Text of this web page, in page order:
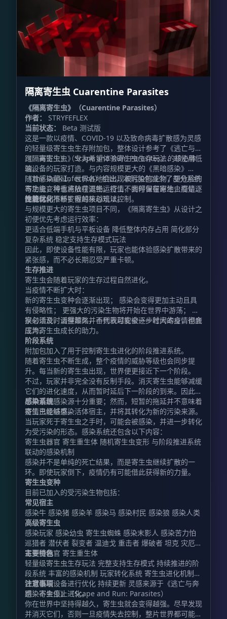
隔离寄生虫 Cuarentine Parasites
《隔离寄生虫》（Cuarentine Parasites）
作者：
STRYFEFLEX
当前状态：
Beta 测试版
这是一款以疫情、COVID-19 以及致命病毒扩散感为灵感
的轻量级寄生虫生存附加包，整体设计参考了《逃亡与奔
跑：寄生虫》（Scape and Run: Parasites）的核心体
验。
《隔离寄生虫》专为希望体验寄生虫生存玩法、却使用低
端设备的玩家打造。与内容规模更大的《黑暗感染》
（The Dark Infection）相比，本附加包减少了部分系统
与功能，将重点放在流畅运行上，同时保留寄生虫疫情逐
步进化、不断扩散的核心玩法。
随着感染蔓延，世界各地会出现被污染的生物，更危险的
寄生虫变种也将陆续诞生。疫情不会停留在原地，而是会
随着时间推移变得越来越难以控制。
性能优化
与规模更大的寄生虫项目不同，《隔离寄生虫》从设计之
初便优先考虑运行效率：
更适合低端手机与平板设备 降低整体内存占用 简化部分
复杂系统 稳定支持生存模式玩法
因此，即使设备性能有限，玩家也能体验感染扩散带来的
紧张感，而不必长期忍受严重卡顿。
生存推进
寄生虫会随着玩家的生存过程自然进化。
当疫情不断扩大时：
新的寄生虫变种会逐渐出现； 感染会变得更加主动且具
有侵略性； 更强大的污染生物将开始在世界中游荡； 玩
家必须及时调整策略，否则就可能被逐步壮大的疫情彻底
压垮。
换句话说，活得越久并不代表越安全——时间本身，也会
成为寄生虫成长的助力。
阶段系统
附加包加入了用于控制寄生虫进化的阶段推进系统。
随着寄生虫不断生成，整个疫情的威胁等级也会同步提
升。每当新的寄生虫出现，世界便更接近下一个阶段。
不过，玩家并非完全没有反制手段。消灭寄生虫能够减缓
它们的进化速度，从而暂时延后下一阶段的到来。因此，
尽早清理感染源十分重要；然而，短暂的拖延并不意味着
疫情已经结束。
感染系统
寄生虫能够感染活体宿主，并将其转化为新的污染来源。
当玩家死于寄生虫之手时，可能会被感染，并进一步转化
为受污染的形态。感染系统还包含以下内容：
寄生虫器官 寄生重生体 随机寄生虫变形 与阶段推进系统
联动的感染机制
感染并不是单纯的死亡结果，而是寄生虫继续扩散的一
环。即使玩家倒下，疫情仍有可能借此获得新的力量。
寄生虫变种
目前已加入的受污染生物包括：
常见宿主
感染牛 感染猪 感染羊 感染马 感染村民 感染狼 感染人类
高级寄生虫
感染玩家 感染幼虫 寄生虫蜘蛛 感染末影人 感染苦力怕
巡猎者 潜伏者 裂变者 温迪戈 重击者 爆破者 坦克 灾厄者
寄生虫器官 寄生重生体
主要特色
轻量级寄生虫生存玩法 完整支持生存模式 持续推进的阶
段系统 丰富的感染机制 玩家转化系统 寄生虫进化机制
针对低端设备进行优化 持续更新 灵感来源于《逃亡与奔
跑：寄生虫》（Scape and Run: Parasites）
注意事项
感染不会停止进化。
你在世界中坚持得越久，寄生虫就会变得越强。尽早发现
并消灭它们，否则一旦疫情失去控制，整片世界都可能被